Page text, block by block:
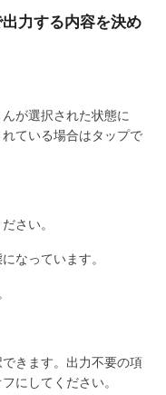
出力する内容を決め
が選択された状態に
ている場合はタップで
さい。
なっています。
きます。出力不要の項
にしてください。